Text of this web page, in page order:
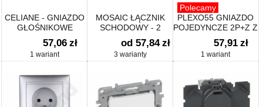
CELIANE - GNIAZDO
GŁOŚNIKOWE
POJEDYNCZE
57,06 zł
1 wariant
MOSAIC ŁĄCZNIK
SCHODOWY - 2
MODUŁY Z
MOŻLIWOŚCIĄ
PODŚWIETLENIA
od 57,84 zł
3 warianty
Polecamy
PLEXO55 GNIAZDO
POJEDYNCZE 2P+Z Z
KLAPKĄ
57,91 zł
1 wariant